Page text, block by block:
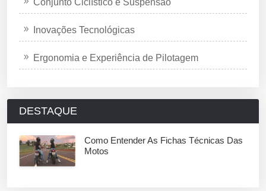
Inovações Tecnológicas
Ergonomia e Experiência de Pilotagem
DESTAQUE
Como Entender As Fichas Técnicas Das
Motos